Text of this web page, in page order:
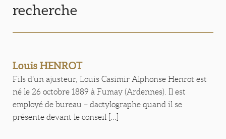
recherche
Louis HENROT
Fils d’un ajusteur, Louis Casimir Alphonse Henrot est
né le 26 octobre 1889 à Fumay (Ardennes). Il est
employé de bureau – dactylographe quand il se
présente devant le conseil [...]